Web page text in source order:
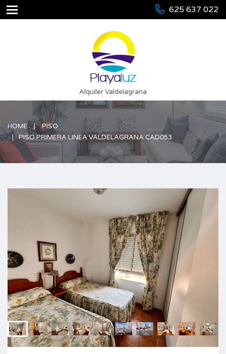
625 637 022
Alquiler Valdelagrana
HOME
PISO
PISO PRIMERA LINEA VALDELAGRANA CAD053